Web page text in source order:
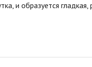
и образуется